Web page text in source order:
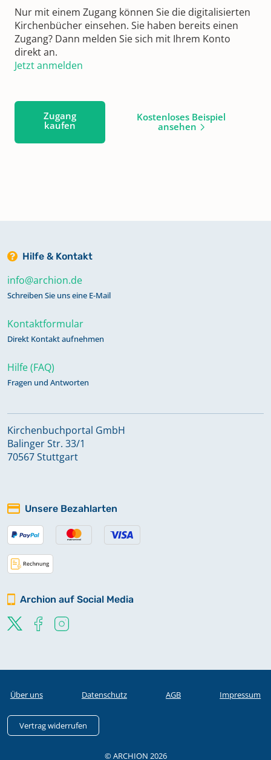
Nur mit einem Zugang können Sie die digitalisierten
Kirchenbücher einsehen. Sie haben bereits einen
Zugang? Dann melden Sie sich mit Ihrem Konto
direkt an.
Jetzt anmelden
Zugang
kaufen
Kostenloses Beispiel
ansehen
Hilfe & Kontakt
info@archion.de
Schreiben Sie uns eine E-Mail
Kontaktformular
Direkt Kontakt aufnehmen
Hilfe (FAQ)
Fragen und Antworten
Kirchenbuchportal GmbH
Balinger Str. 33/1
70567 Stuttgart
Unsere Bezahlarten
Archion auf Social Media
Über uns Datenschutz AGB Impressum
Vertrag widerrufen
© ARCHION 2026